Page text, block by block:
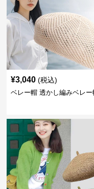
¥3,040 (税込)
ベレー帽 透かし編みベレー